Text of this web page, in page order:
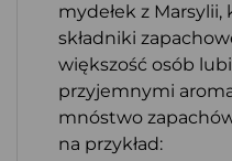
mydełek z
składniki
większość osób
przyjemnymi
mnóstwo
na przykład: